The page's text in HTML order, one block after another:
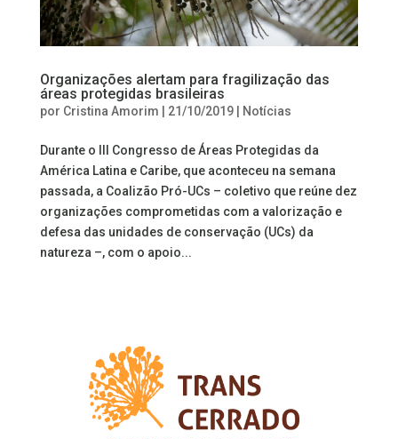
Organizações alertam para fragilização das
áreas protegidas brasileiras
por Cristina Amorim 21/10/2019| Notícias
Durante o III Congresso de Áreas Protegidas da
América Latina e Caribe, que aconteceu na semana
passada, a Coalizão Pró-UCs – coletivo que reúne dez
organizações comprometidas com a valorização e
defesa das unidades de conservação (UCs) da
natureza –, com o apoio...